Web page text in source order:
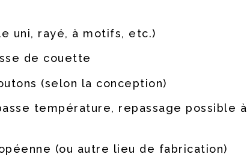
uni, rayé, à motifs, etc.)
de couette
(selon la conception)
température, repassage possible
(ou autre lieu de fabrication)